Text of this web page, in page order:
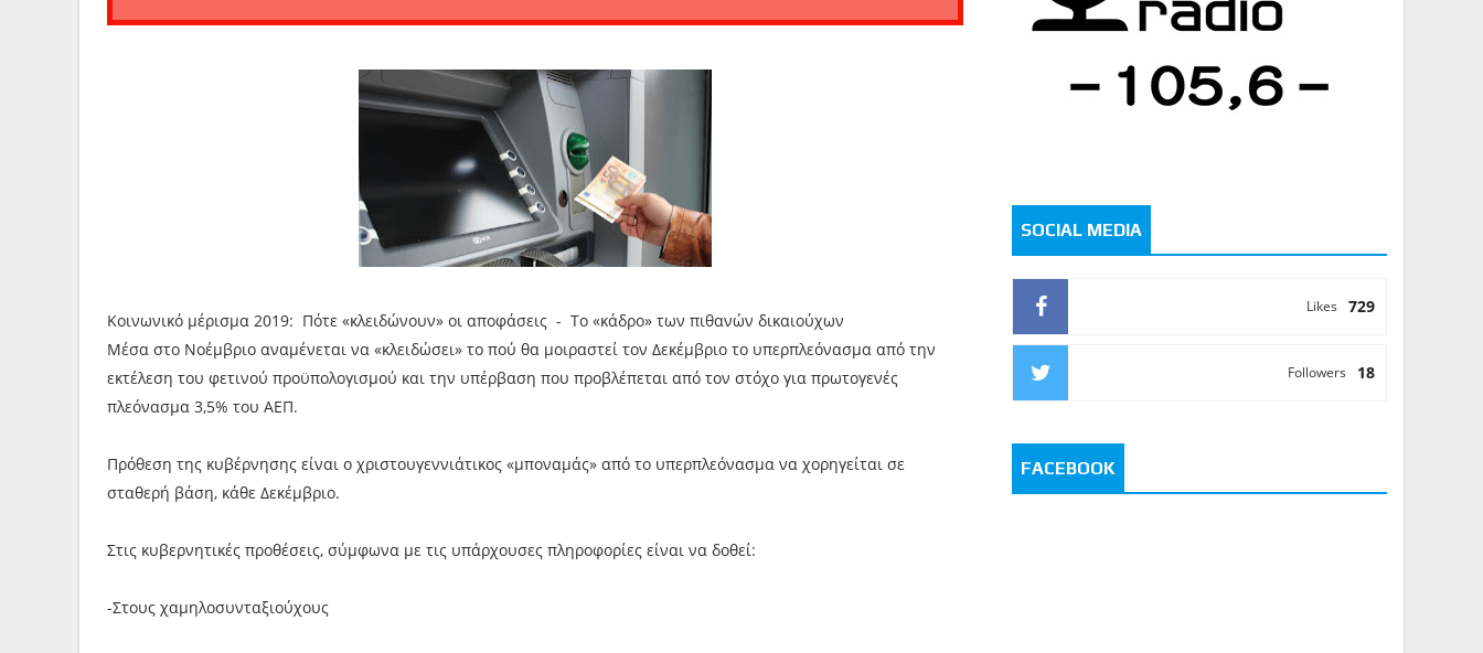
Κοινωνικό μέρισμα 2019: Πότε «κλειδώνουν» οι αποφάσεις - Το «κάδρο» των πιθανών δικαιούχων
Μέσα στο Νοέμβριο αναμένεται να «κλειδώσει» το πού θα µοιραστεί τον ∆εκέµβριο το υπερπλεόνασµα από την
εκτέλεση του φετινού προϋπολογισµού και την υπέρβαση που προβλέπεται από τον στόχο για πρωτογενές
πλεόνασµα 3,5% του ΑΕΠ.
Πρόθεση της κυβέρνησης είναι ο χριστουγεννιάτικος «μποναμάς» από το υπερπλεόνασμα να χορηγείται σε
σταθερή βάση, κάθε Δεκέμβριο.
Στις κυβερνητικές προθέσεις, σύμφωνα με τις υπάρχουσες πληροφορίες είναι να δοθεί:
-Στους χαμηλοσυνταξιούχους
SOCIAL MEDIA
729
Likes
18
Followers
FACEBOOK